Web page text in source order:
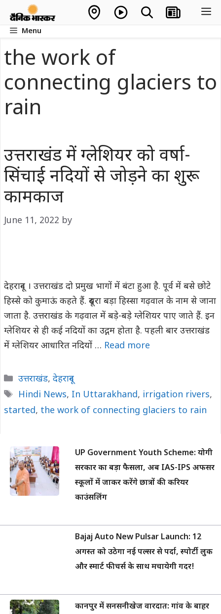
contentMenu
the work of
connecting glaciers to
rain
उत्तराखंड में ग्लेशियर को वर्षा-
सिंचाई नदियों से जोड़ने का शुरू
कामकाज
June 11, 2022 by
देहरादून । उत्तराखंड दो प्रमुख भागों में बंटा हुआ है. पूर्व में बसे छोटे
हिस्से को कुमाऊं कहते हैं. दूसरा बड़ा हिस्सा गढ़वाल के नाम से जाना
जाता है. उत्तराखंड के गढ़वाल में बड़े-बड़े ग्लेशियर पाए जाते हैं. इन
ग्लेशियर से ही कई नदियों का उद्गम होता है. पहली बार उत्तराखंड
में ग्लेशियर आधारित नदियों … Read more
Categories
उत्तराखंड, देहरादून
Tags
Hindi News, In Uttarakhand, irrigation rivers,
started, the work of connecting glaciers to rain
UP Government Youth Scheme: योगी
सरकार का बड़ा फैसला, अब IAS-IPS अफसर
स्कूलों में जाकर करेंगे छात्रों की करियर
काउंसलिंग
Bajaj Auto New Pulsar Launch: 12
अगस्त को उठेगा नई पल्सर से पर्दा, स्पोर्टी लुक
और स्मार्ट फीचर्स के साथ मचायेगी गदर!
कानपुर में सनसनीखेज वारदात: गांव के बाहर